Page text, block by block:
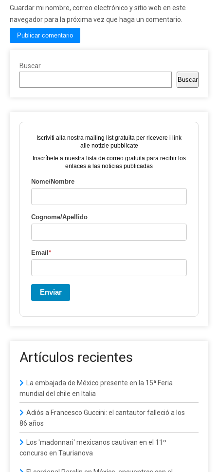
Guardar mi nombre, correo electrónico y sitio web en este
navegador para la próxima vez que haga un comentario.
Buscar
Buscar
Iscriviti alla nostra mailing list gratuita per ricevere i link
alle notizie pubblicate
Inscríbete a nuestra lista de correo gratuita para recibir los
enlaces a las noticias publicadas
Nome/Nombre
Cognome/Apellido
Email*
Enviar
Artículos recientes
La embajada de México presente en la 15ª Feria
mundial del chile en Italia
Adiós a Francesco Guccini: el cantautor falleció a los
86 años
Los 'madonnari' mexicanos cautivan en el 11º
concurso en Taurianova